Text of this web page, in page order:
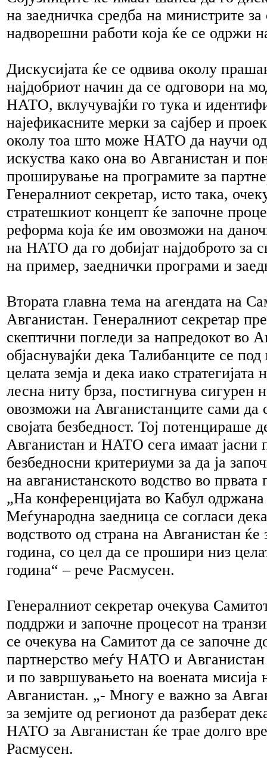
на заедничка средба на министрите
надворешни работи која ќе се одржи
Дискусијата ќе се одвива околу
најдобриот начин да се одговори на
НАТО, вклучувајќи го тука и
најефикасните мерки за сајбер и
околу тоа што може НАТО да научи од
искуства како она во Авганистан и
проширување на програмите за
Генералниот секретар, исто така,
стратешкиот концепт ќе започне
реформа која ќе им овозможи на
на НАТО да го добијат најдоброто за
на пример, заеднички програми и
Втората главна тема на агендата на
Авганистан. Генералниот секретар
скептични погледи за напредокот во
објаснувајќи дека Талибанците се
целата земја и дека иако
лесна ниту брза, постигнува сигурен
овозможи на Авганистанците сами да
својата безбедност. Тој потенцираше
Авганистан и НАТО сега имаат јасни
безбедносни критериуми за да ја
на авганистанското водство во
„На конференцијата во Кабул одржана
Меѓународна заедница се согласи
водството од страна на Авганистан ќе
година, со цел да се прошири низ
година“ – рече Расмусен.
Генералниот секретар очекува
поддржи и започне процесот на
се очекува на Самитот да се започне
партнерство меѓу НАТО и
и по завршувањето на воената
Авганистан. „- Многу е важно за
за земјите од регионот да разберат
НАТО за Авганистан ќе трае долго
Расмусен.